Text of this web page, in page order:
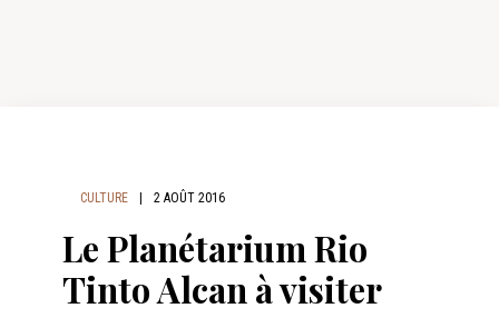
CULTURE 2 AOÛT 2016
Le Planétarium Rio
Tinto Alcan à visiter